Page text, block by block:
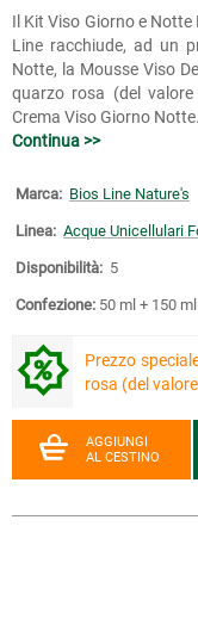
Il Kit Viso Giorno e
Line racchiude, ad un
Notte, la Mousse Viso
quarzo rosa (del
Crema Viso Giorno
Continua >>
Marca: Bios Line Nature's
Linea: Acque Unicellulari
Disponibilità: 5
Confezione: 50 ml + 150
Prezzo
rosa (del
AGGIUNGI
AL CESTINO